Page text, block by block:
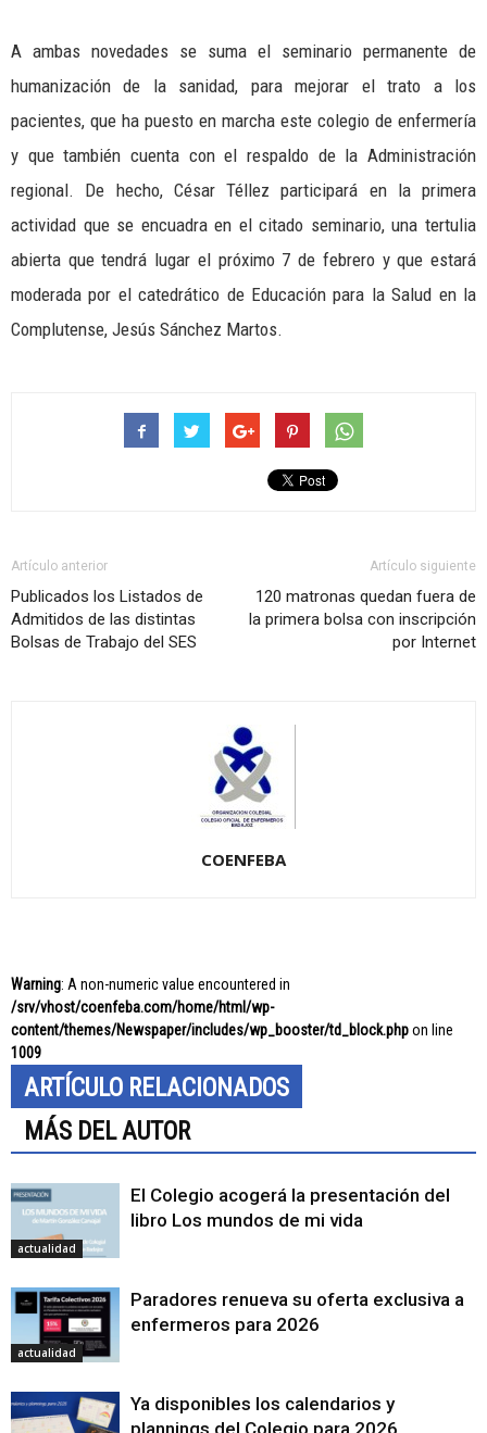
A ambas novedades se suma el seminario permanente de
humanización de la sanidad, para mejorar el trato a los
pacientes, que ha puesto en marcha este colegio de enfermería
y que también cuenta con el respaldo de la Administración
regional. De hecho, César Téllez participará en la primera
actividad que se encuadra en el citado seminario, una tertulia
abierta que tendrá lugar el próximo 7 de febrero y que estará
moderada por el catedrático de Educación para la Salud en la
Complutense, Jesús Sánchez Martos.
Artículo anterior
Publicados los Listados de
Admitidos de las distintas
Bolsas de Trabajo del SES
Artículo siguiente
120 matronas quedan fuera de
la primera bolsa con inscripción
por Internet
COENFEBA
Warning: A non-numeric value encountered in
/srv/vhost/coenfeba.com/home/html/wp-
content/themes/Newspaper/includes/wp_booster/td_block.phpon line
1009
ARTÍCULO RELACIONADOS
MÁS DEL AUTOR
actualidad
El Colegio acogerá la presentación del
libro Los mundos de mi vida
actualidad
Paradores renueva su oferta exclusiva a
enfermeros para 2026
Ya disponibles los calendarios y
plannings del Colegio para 2026